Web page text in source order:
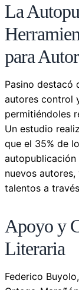
La
para
Pasino destacó
autores control
permitiéndoles
Un estudio
que el 35% de
nuevos
talentos a
Apoyo y
Literaria
Federico